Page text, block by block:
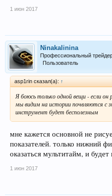
1 июн 2017
Ninakalinina
Профессиональный
Пользователь
asp1rin сказал(а): ↑
Я боюсь только одной вещи - если
мы видим на истории почвляются с
инструмент будет бесполезным
мне кажется основной не
показателей. только нижний
оказаться мультитайм, и
1 июн 2017